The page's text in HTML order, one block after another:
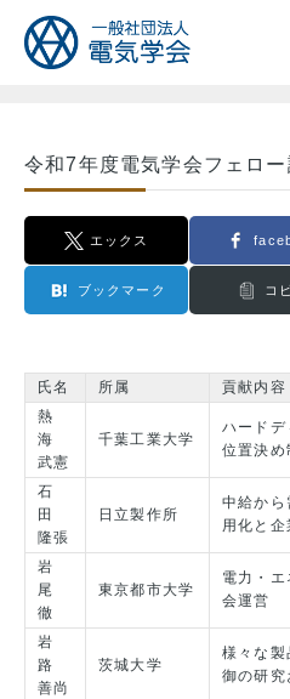
令和7年度電気学会フェロ
エックス
ブックマーク コ
氏名 所属
貢献内容
熱
海
武憲
千葉工業大学
ハードデ
位置決め
石
田
隆張
日立製作所
中給から
用化と
岩
尾
徹
東京都市大学
電力・
会運営
岩
路
善尚
茨城大学
様々な製
御の研究